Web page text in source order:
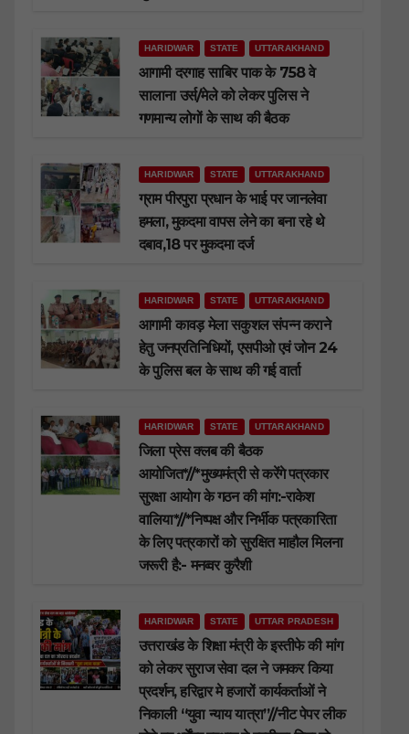
HARIDWAR STATE UTTARAKHAND
आगामी दरगाह साबिर पाक के 758 वे
सालाना उर्स/मेले को लेकर पुलिस ने
गणमान्य लोगों के साथ की बैठक
HARIDWAR STATE UTTARAKHAND
ग्राम पीरपुरा प्रधान के भाई पर जानलेवा
हमला, मुकदमा वापस लेने का बना रहे थे
दबाव,18 पर मुकदमा दर्ज
HARIDWAR STATE UTTARAKHAND
आगामी कावड़ मेला सकुशल संपन्न कराने
हेतु जनप्रतिनिधियों, एसपीओ एवं जोन 24
के पुलिस बल के साथ की गई वार्ता
HARIDWAR STATE UTTARAKHAND
जिला प्रेस क्लब की बैठक
आयोजित*//*मुख्यमंत्री से करेंगे पत्रकार
सुरक्षा आयोग के गठन की मांग:-राकेश
वालिया*//*निष्पक्ष और निर्भीक पत्रकारिता
के लिए पत्रकारों को सुरक्षित माहौल मिलना
जरूरी है:- मनव्वर कुरैशी
HARIDWAR STATE UTTAR PRADESH
उत्तराखंड के शिक्षा मंत्री के इस्तीफे की मांग
को लेकर सुराज सेवा दल ने जमकर किया
प्रदर्शन, हरिद्वार मे हजारों कार्यकर्ताओं ने
निकाली “युवा न्याय यात्रा”//नीट पेपर लीक